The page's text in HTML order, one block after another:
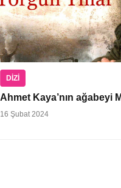
DIZI
Ahmet Kaya’nın ağabeyi
16 Şubat 2024